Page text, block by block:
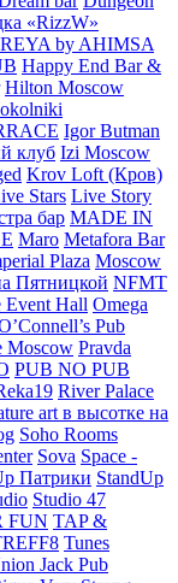
«RizzW»
by AHIMSA
Happy End Bar &
Hilton Moscow
Igor Butman
клуб Izi Moscow
Krov Loft (Кров)
Stars Live Story
бар MADE IN
Maro Metafora Bar
Plaza Moscow
Пятницкой NFMT
Event Hall Omega
Pub
Moscow Pravda
PUB NO PUB
River Palace
art в высотке на
Soho Rooms
Sova Space -
Патрики StandUp
Studio 47
FUN TAP &
Tunes
Jack Pub